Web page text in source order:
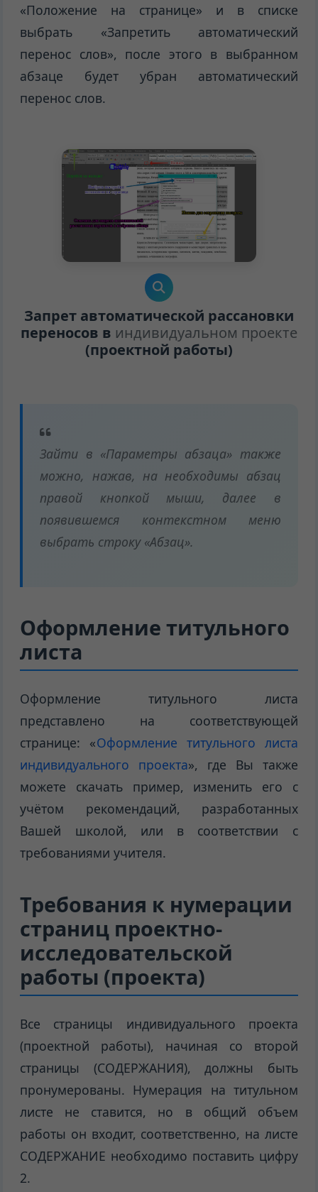
«Положение на странице» и в списке
выбрать «Запретить автоматический
перенос слов», после этого в выбранном
абзаце будет убран автоматический
перенос слов.
Запрет автоматической рассановки
переносов в индивидуальном проекте
(проектной работы)
Зайти в «Параметры абзаца» также
можно, нажав, на необходимы абзац
правой кнопкой мыши, далее в
появившемся контекстном меню
выбрать строку «Абзац».
Оформление титульного
листа
Оформление титульного листа
представлено на соответствующей
странице: «Оформление титульного листа
индивидуального проекта», где Вы также
можете скачать пример, изменить его с
учётом рекомендаций, разработанных
Вашей школой, или в соответствии с
требованиями учителя.
Требования к нумерации
страниц проектно-
исследовательской
работы (проекта)
Все страницы индивидуального проекта
(проектной работы), начиная со второй
страницы (СОДЕРЖАНИЯ), должны быть
пронумерованы. Нумерация на титульном
листе не ставится, но в общий объем
работы он входит, соответственно, на листе
СОДЕРЖАНИЕ необходимо поставить цифру
2.